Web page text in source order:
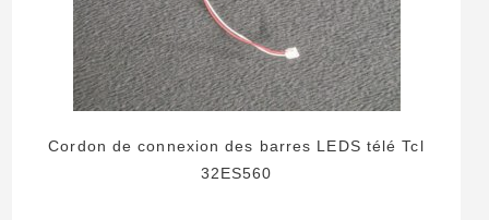
Cordon de connexion des barres LEDS télé Tcl
32ES560